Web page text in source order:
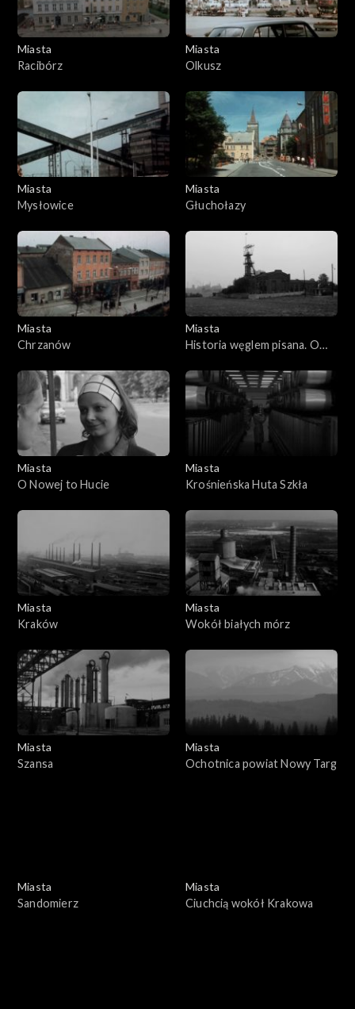
Miasta
Racibórz
Miasta
Olkusz
Miasta
Mysłowice
Miasta
Głuchołazy
Miasta
Chrzanów
Miasta
Historia węglem pisana. O
Miasta
O Nowej to Hucie
Miasta
Krośnieńska Huta Szkła
Miasta
Kraków
Miasta
Wokół białych mórz
Miasta
Szansa
Miasta
Ochotnica powiat Nowy Targ
Miasta
Sandomierz
Miasta
Ciuchcią wokół Krakowa